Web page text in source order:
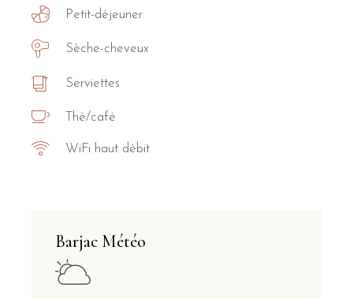
Petit-déjeuner
Sèche-cheveux
Serviettes
Thé/café
WiFi haut débit
Barjac Météo